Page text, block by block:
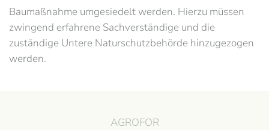
Baumaßnahme umgesiedelt werden. Hierzu müssen
zwingend erfahrene Sachverständige und die
zuständige Untere Naturschutzbehörde hinzugezogen
werden.
AGROFOR